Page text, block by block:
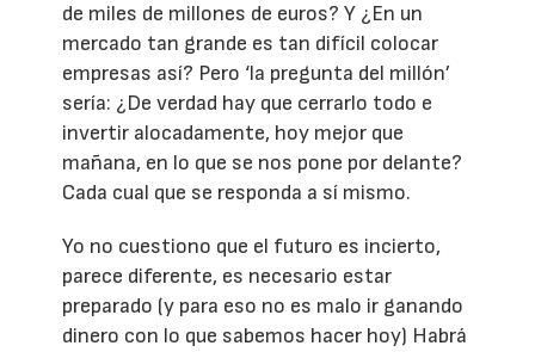
de miles de millones de euros? Y ¿En un
mercado tan grande es tan difícil colocar
empresas así? Pero ‘la pregunta del millón’
sería: ¿De verdad hay que cerrarlo todo e
invertir alocadamente, hoy mejor que
mañana, en lo que se nos pone por delante?
Cada cual que se responda a sí mismo.
Yo no cuestiono que el futuro es incierto,
parece diferente, es necesario estar
preparado (y para eso no es malo ir ganando
dinero con lo que sabemos hacer hoy) Habrá